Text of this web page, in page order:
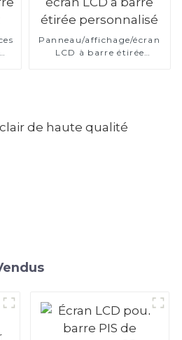
Panneau/affichage/écran
LCD à barre étirée